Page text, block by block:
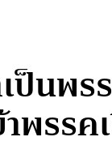
ป็นพ
พรรค